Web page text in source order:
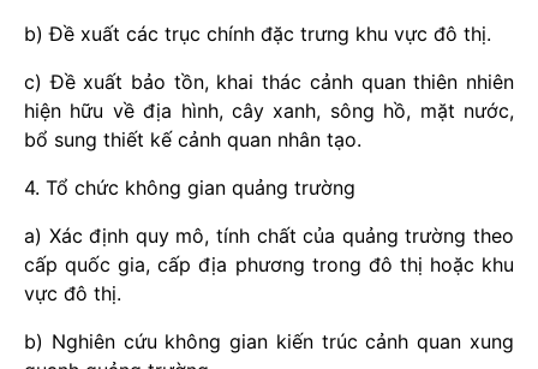
b) Đề xuất các trục chính đặc trưng khu vực đô thị.
c) Đề xuất bảo tồn, khai thác cảnh quan thiên nhiên
hiện hữu về địa hình, cây xanh, sông hồ, mặt nước,
bổ sung thiết kế cảnh quan nhân tạo.
4. Tổ chức không gian quảng trường
a) Xác định quy mô, tính chất của quảng trường theo
cấp quốc gia, cấp địa phương trong đô thị hoặc khu
vực đô thị.
b) Nghiên cứu không gian kiến trúc cảnh quan xung